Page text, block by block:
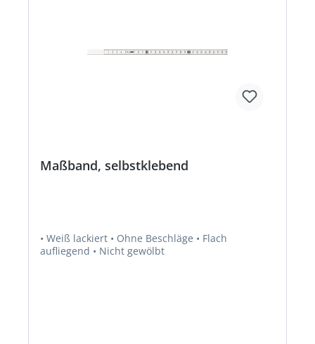
Maßband, selbstklebend
• Weiß lackiert • Ohne Beschläge • Flach
aufliegend • Nicht gewölbt